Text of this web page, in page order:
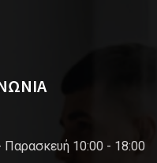
Παρασκευή 10:00 - 18:00